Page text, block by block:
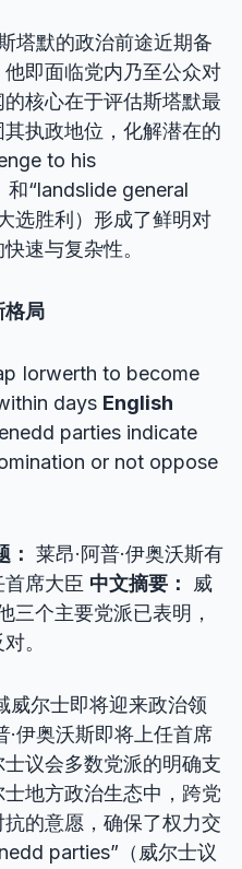
塔默的政治前途近期备
即面临党内乃至公众对
核心在于评估斯塔默最
执政地位，化解潜在的
to his
和“landslide general
选胜利）形成了鲜明对
速与复杂性。
格局
Iorwerth to become
days English
parties indicate
or not oppose
： 莱昂·阿普·伊奥沃斯有
席大臣 中文摘要：
威
三个主要党派已表明，
。
威尔士即将迎来政治领
·伊奥沃斯即将上任首席
议会多数党派的明确支
地方政治生态中，跨党
的意愿，确保了权力交
parties”（威尔士议